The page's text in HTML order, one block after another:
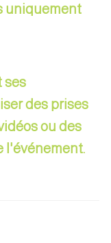
uniquement
ses
des prises
ou des
l'événement.